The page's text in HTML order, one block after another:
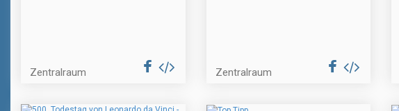
Zentralraum Zentralraum